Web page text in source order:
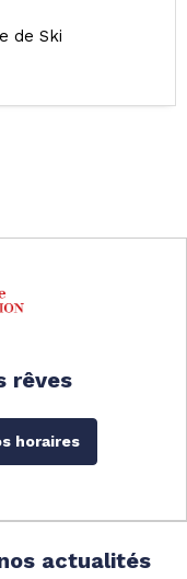
de Ski
rêves
horaires
actualités